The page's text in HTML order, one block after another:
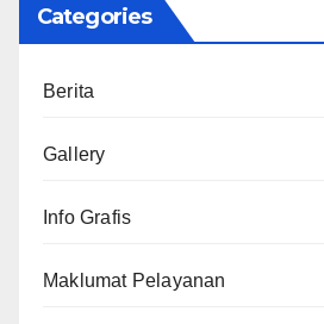
Categories
Berita
Gallery
Info Grafis
Maklumat Pelayanan